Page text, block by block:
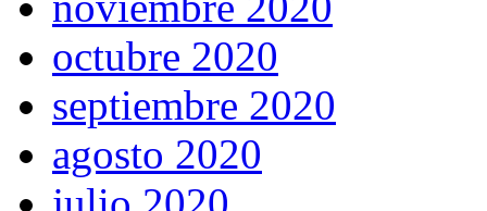
octubre 2020
septiembre 2020
agosto 2020